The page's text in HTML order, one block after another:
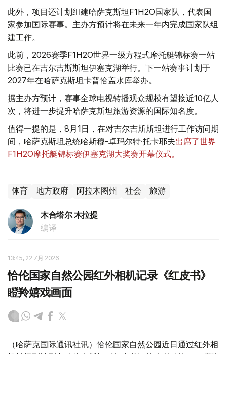
此外，项目还计划组建哈萨克斯坦F1H2O国家队，代表国
家参加国际赛事。主办方预计将在未来一年内完成国家队组
建工作。
此前，2026赛季F1H2O世界一级方程式摩托艇锦标赛一站
比赛已在吉尔吉斯斯坦伊塞克湖举行。下一站赛事计划于
2027年在哈萨克斯坦卡普恰盖水库举办。
据主办方预计，赛事全球电视转播观众规模有望接近10亿人
次，将进一步提升哈萨克斯坦旅游资源的国际知名度。
值得一提的是，8月1日，在对吉尔吉斯斯坦进行工作访问期
间，哈萨克斯坦总统哈斯穆-卓玛尔特·托卡耶夫出席了世界
F1H2O摩托艇锦标赛伊塞克湖大奖赛开幕仪式。
体育 地方政府 阿拉木图州 社会 旅游
木合塔尔 木拉提
编译
13:45, 22 7月 2026
恰伦国家自然公园红外相机记录《红皮书》
瞪羚嬉戏画面
（哈萨克国际通讯社讯）恰伦国家自然公园近日通过红外相
机拍摄到被列入哈萨克斯坦《红皮书》的珍稀动物——瞪羚